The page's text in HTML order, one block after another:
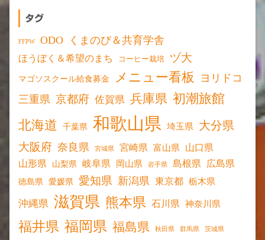
タグ
FFPW ODO くまのび＆共育学舎
ほうぼく＆希望のまち コーヒー栽培 ヅ大
マゴソスクール給食募金 メニュー看板
ヨリドコ
三重県 京都府 佐賀県 兵庫県 初潮旅館
北海道
千葉県 和歌山県 埼玉県 大分県
大阪府 奈良県 宮城県 宮崎県 富山県 山口県
山形県 山梨県 岐阜県 岡山県 岩手県 島根県 広島県
徳島県 愛媛県 愛知県 新潟県 東京都 栃木県
沖縄県 滋賀県 熊本県 石川県 神奈川県
福井県 福岡県 福島県 秋田県 群馬県 茨城県